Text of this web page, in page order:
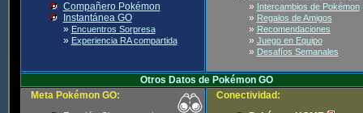
Compañero Pokémon
Instantánea GO
» Encuentros Sorpresa
» Experiencia RA compartida
» Intercambios de Pokémon
» Regalos de Amigos
» Recomendaciones
» Juego en Equipo
» Desafíos Semanales
Otros Datos de Pokémon GO
Meta Pokémon GO:
Conectividad: